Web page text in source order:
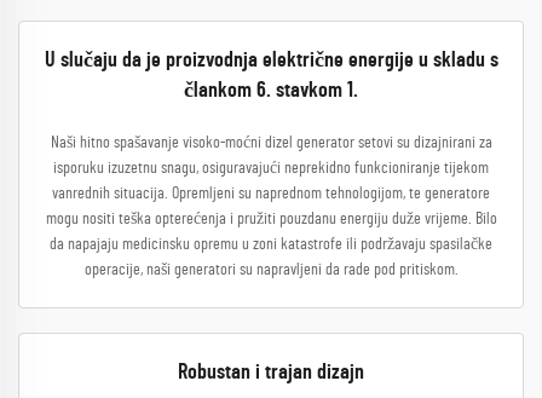
U slučaju da je proizvodnja električne energije u skladu s
člankom 6. stavkom 1.
Naši hitno spašavanje visoko-moćni dizel generator setovi su dizajnirani za
isporuku izuzetnu snagu, osiguravajući neprekidno funkcioniranje tijekom
vanrednih situacija. Opremljeni su naprednom tehnologijom, te generatore
mogu nositi teška opterećenja i pružiti pouzdanu energiju duže vrijeme. Bilo
da napajaju medicinsku opremu u zoni katastrofe ili podržavaju spasilačke
operacije, naši generatori su napravljeni da rade pod pritiskom.
Robustan i trajan dizajn